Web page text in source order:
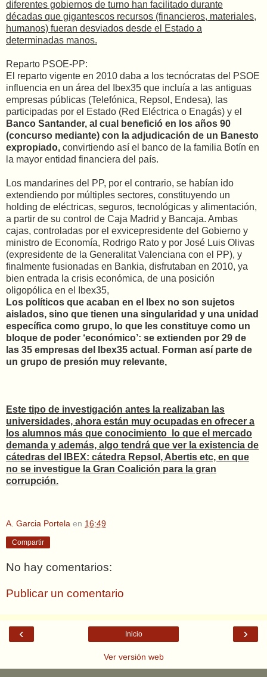
diferentes gobiernos de turno han facilitado durante
décadas que gigantescos recursos (financieros, materiales,
humanos) fueran desviados desde el Estado a
determinadas manos.
Reparto PSOE-PP:
El reparto vigente en 2010 daba a los tecnócratas del PSOE
influencia en un área del Ibex35 que incluía a las antiguas
empresas públicas (Telefónica, Repsol, Endesa), las
participadas por el Estado (Red Eléctrica o Enagás) y el
Banco Santander, al cual benefició en los años 90
(concurso mediante) con la adjudicación de un Banesto
expropiado, convirtiendo así el banco de la familia Botín en
la mayor entidad financiera del país.
Los mandarines del PP, por el contrario, se habían ido
extendiendo por múltiples sectores, constituyendo un
holding de eléctricas, seguros, tecnológicas y alimentación,
a partir de su control de Caja Madrid y Bancaja. Ambas
cajas, controladas por el exvicepresidente del Gobierno y
ministro de Economía, Rodrigo Rato y por José Luis Olivas
(expresidente de la Generalitat Valenciana con el PP), y
finalmente fusionadas en Bankia, disfrutaban en 2010, ya
bien entrada la crisis económica, de una posición
oligopólica en el Ibex35,
Los políticos que acaban en el Ibex no son sujetos
aislados, sino que tienen una singularidad y una unidad
específica como grupo, lo que les constituye como un
bloque de poder ‘económico’: se extienden por 29 de
las 35 empresas del Ibex35 actual. Forman así parte de
un grupo de presión muy relevante,
Este tipo de investigación antes la realizaban las
universidades, ahora están muy ocupadas en ofrecer a
los alumnos más que conocimiento lo que el mercado
demanda y además, algo tendrá que ver la existencia de
cátedras del IBEX: cátedra Repsol, Abertis etc, en que
no se investigue la Gran Coalición para la gran
corrupción.
A. Garcia Portela en 16:49
Compartir
No hay comentarios:
Publicar un comentario
‹ ›
Inicio
Ver versión web